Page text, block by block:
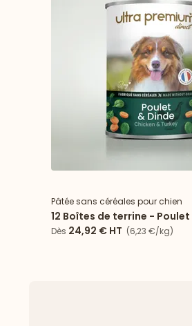
Pâtée sans céréales pour chien
12 Boîtes de terrine -
carotte, épinard
Dès 24,92 € HT (6,23 €/kg)